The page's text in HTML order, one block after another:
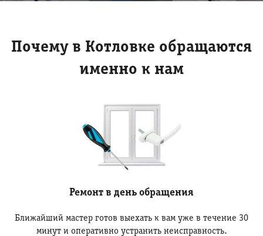
Почему в Котловке обращаются
именно к нам
Ремонт в день обращения
Ближайший мастер готов выехать к вам уже в течение 30
минут и оперативно устранить неисправность.